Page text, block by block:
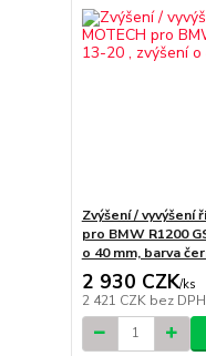
Zvýšení /
pro BMW R1200
o 40 mm, barva
2 930 CZK/ks
2 421 CZK bez DPH